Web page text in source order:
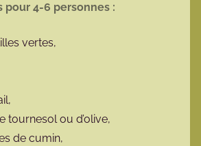
pour 4-6 personnes :
vertes,
tournesol ou d’olive,
de cumin,